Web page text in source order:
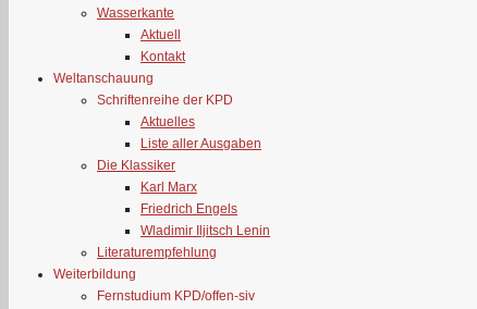
Wasserkante
Aktuell
Kontakt
Weltanschauung
Schriftenreihe der KPD
Aktuelles
Liste aller Ausgaben
Die Klassiker
Karl Marx
Friedrich Engels
Wladimir Iljitsch Lenin
Literaturempfehlung
Weiterbildung
Fernstudium KPD/offen-siv